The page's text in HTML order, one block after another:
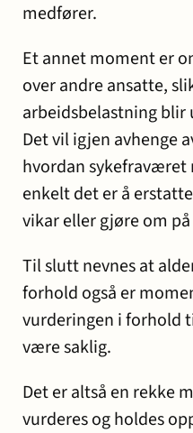
medfører.
Et annet moment er
over andre ansatte,
arbeidsbelastning
Det vil igjen avhenge
hvordan sykefraværet
enkelt det er å
vikar eller gjøre om
Til slutt nevnes at
forhold også er
vurderingen i forhold
være saklig.
Det er altså en rekke
vurderes og holdes